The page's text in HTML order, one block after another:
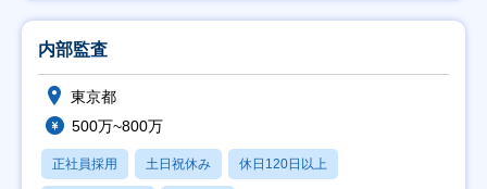
内部監査
東京都
500万~800万
正社員採用 土日祝休み 休日120日以上